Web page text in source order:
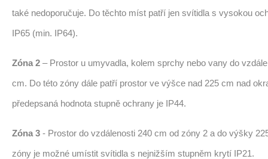
také nedoporučuje. Do těchto míst patří jen svítidla s vysokou
IP65 (min. IP64).
Zóna 2 – Prostor u umyvadla, kolem sprchy nebo vany do
cm. Do této zóny dále patří prostor ve výšce nad 225 cm nad
předepsaná hodnota stupně ochrany je IP44.
Zóna 3 - Prostor do vzdálenosti 240 cm od zóny 2 a do výšky
zóny je možné umístit svítidla s nejnižším stupněm krytí IP21.